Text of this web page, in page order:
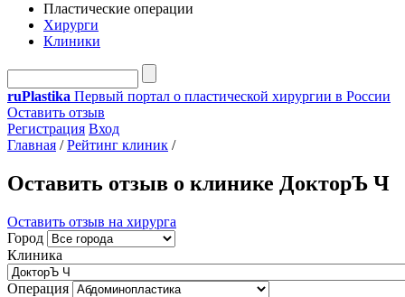
Пластические операции
Хирурги
Клиники
ruPlastika Первый портал о пластической хирургии в России
Оставить отзыв
Регистрация Вход
Главная / Рейтинг клиник /
Оставить отзыв о клинике ДокторЪ Ч
Оставить отзыв на хирурга
Город
Клиника
Операция